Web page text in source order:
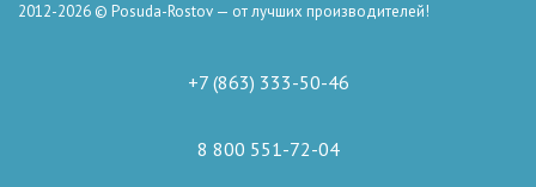
2012-2026 © Posuda-Rostov — от лучших производителей!
+7 (863) 333-50-46
8 800 551-72-04